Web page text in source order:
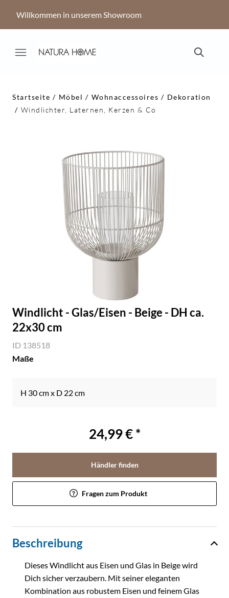
Willkommen in unserem Showroom
Startseite Möbel Wohnaccessoires
Dekoration
Windlichter, Laternen, Kerzen & Co
Windlicht - Glas/Eisen - Beige - DH ca.
22x30 cm
ID 138518
Maße
H 30 cm x D 22 cm
24,99 € *
Händler finden
Fragen zum Produkt
Beschreibung
Dieses Windlicht aus Eisen und Glas in Beige wird
Dich sicher verzaubern. Mit seiner eleganten
Kombination aus robustem Eisen und feinem Glas